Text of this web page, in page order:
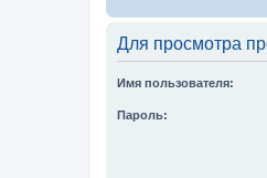
Для просмотра
Имя пользователя:
Пароль: